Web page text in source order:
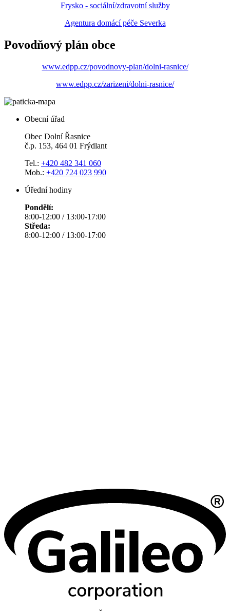
Frysko - sociální/zdravotní služby
Agentura domácí péče Severka
Povodňový plán obce
www.edpp.cz/povodnovy-plan/dolni-rasnice/
www.edpp.cz/zarizeni/dolni-rasnice/
Obecní úřad
Obec Dolní Řasnice
č.p. 153, 464 01 Frýdlant
Tel.: +420 482 341 060
Mob.: +420 724 023 990
Úřední hodiny
Pondělí:
8:00-12:00 / 13:00-17:00
Středa:
8:00-12:00 / 13:00-17:00